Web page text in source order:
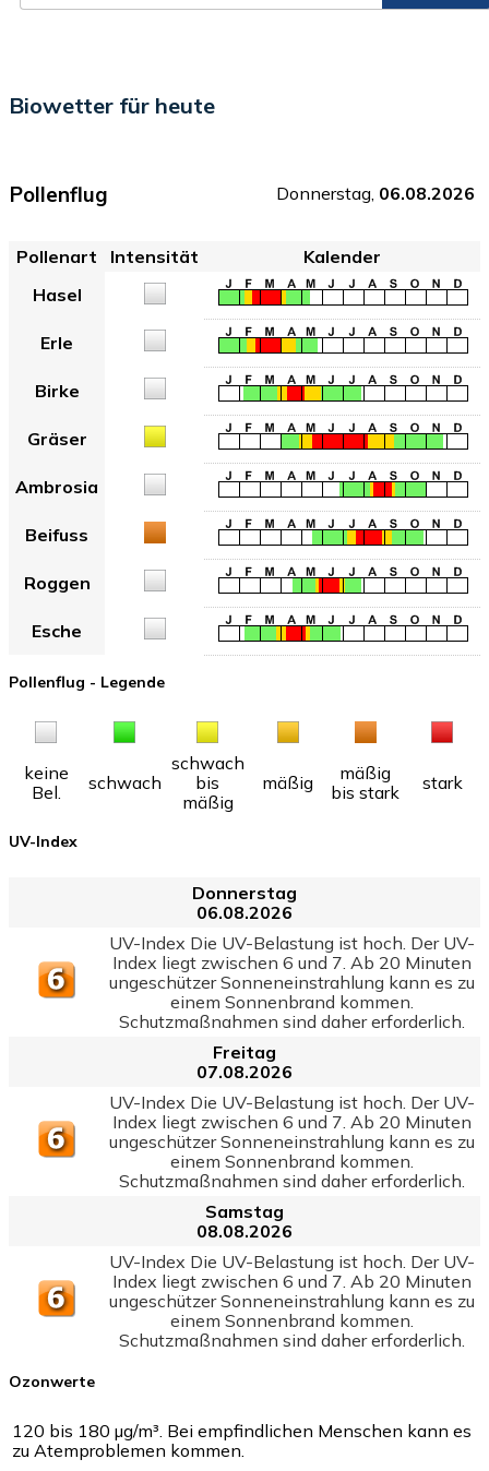
Biowetter für heute
Pollenflug Donnerstag, 06.08.2026
Pollenart Intensität
Kalender
Hasel
Erle
Birke
Gräser
Ambrosia
Beifuss
Roggen
Esche
Pollenflug - Legende
keine
Bel.
schwach
schwach
bis
mäßig
mäßig
mäßig
bis stark
stark
UV-Index
Donnerstag
06.08.2026
UV-Index Die UV-Belastung ist hoch. Der UV-
Index liegt zwischen 6 und 7. Ab 20 Minuten
ungeschützer Sonneneinstrahlung kann es zu
einem Sonnenbrand kommen.
Schutzmaßnahmen sind daher erforderlich.
Freitag
07.08.2026
UV-Index Die UV-Belastung ist hoch. Der UV-
Index liegt zwischen 6 und 7. Ab 20 Minuten
ungeschützer Sonneneinstrahlung kann es zu
einem Sonnenbrand kommen.
Schutzmaßnahmen sind daher erforderlich.
Samstag
08.08.2026
UV-Index Die UV-Belastung ist hoch. Der UV-
Index liegt zwischen 6 und 7. Ab 20 Minuten
ungeschützer Sonneneinstrahlung kann es zu
einem Sonnenbrand kommen.
Schutzmaßnahmen sind daher erforderlich.
Ozonwerte
120 bis 180 µg/m³. Bei empfindlichen Menschen kann es
zu Atemproblemen kommen.